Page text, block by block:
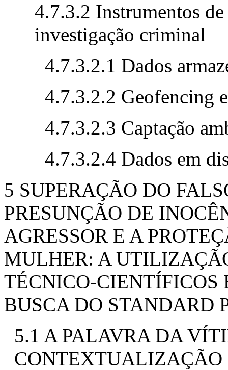
4.7.3.2 Instrumentos
investigação criminal
4.7.3.2.1 Dados
4.7.3.2.2 Geofencing
4.7.3.2.3 Captação
4.7.3.2.4 Dados em
5 SUPERAÇÃO DO
PRESUNÇÃO DE
AGRESSOR E A
MULHER: A
TÉCNICO-CIENTÍFICOS
BUSCA DO STANDARD
5.1 A PALAVRA DA
CONTEXTUALIZAÇÃO